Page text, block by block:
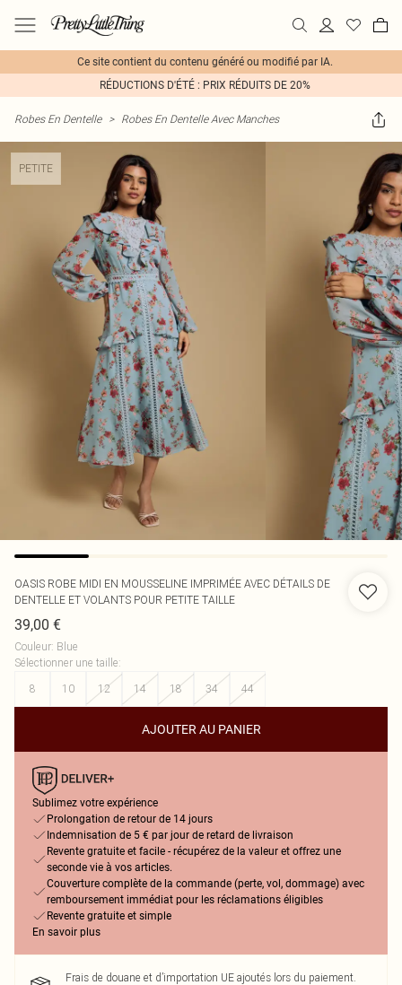
Ce site contient du contenu généré ou modifié par IA.
RÉDUCTIONS D'ÉTÉ : PRIX RÉDUITS DE 20%
Robes En Dentelle > Robes En Dentelle Avec Manches
PETITE
OASIS ROBE MIDI EN MOUSSELINE IMPRIMÉE AVEC DÉTAILS DE
DENTELLE ET VOLANTS POUR PETITE TAILLE
39,00 €
Couleur: Blue
Sélectionner une taille:
8
10 12 14 18 34 44
AJOUTER AU PANIER
Sublimez votre expérience
Prolongation de retour de 14 jours
Indemnisation de 5 € par jour de retard de livraison
Revente gratuite et facile - récupérez de la valeur et offrez une
seconde vie à vos articles.
Couverture complète de la commande (perte, vol, dommage) avec
remboursement immédiat pour les réclamations éligibles
Revente gratuite et simple
En savoir plus
Frais de douane et d’importation UE ajoutés lors du paiement.